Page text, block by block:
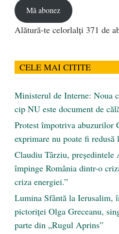
Mă abonez
Alătură-te celorlalți 371 de
CELE MAI CITITE
Ministerul de Interne: Noua
cip NU este document de
Protest împotriva abuzurilor
exprimare nu poate fi redusă
Claudiu Târziu, președintele
împinge România dintr-o
criza energiei.”
Lumina Sfântă la Ierusalim,
pictoriței Olga Greceanu,
parte din „Rugul Aprins”